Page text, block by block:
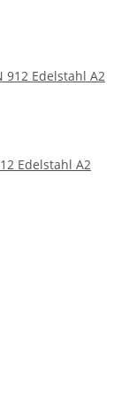
Edelstahl A2